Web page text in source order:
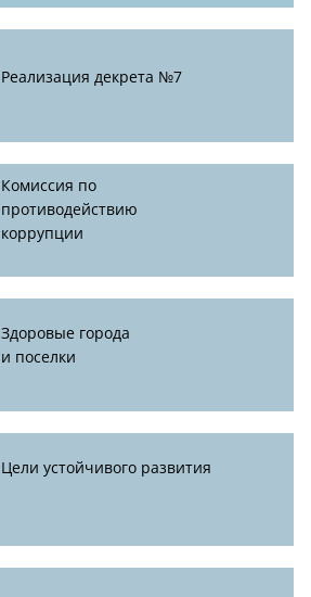
Реализация декрета №7
Комиссия по
противодействию
коррупции
Здоровые города
и поселки
Цели устойчивого развития